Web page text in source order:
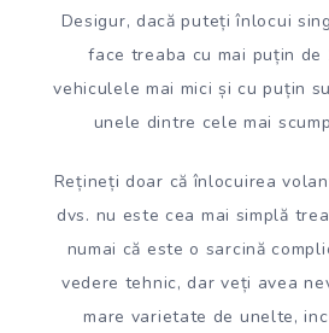
Desigur, dacă puteți înlocui
face treaba cu mai puțin de
vehiculele mai mici și cu puțin
unele dintre cele mai
Rețineți doar că înlocuirea
dvs. nu este cea mai simplă
numai că este o sarcină
vedere tehnic, dar veți avea
mare varietate de unelte,